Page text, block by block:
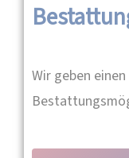
Wir geben